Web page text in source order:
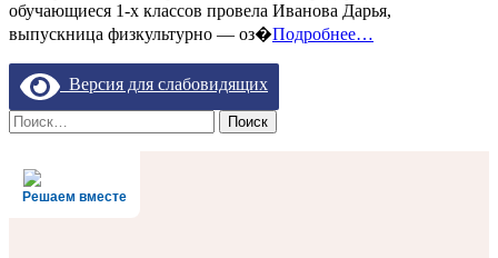
обучающиеся 1-х классов провела Иванова Дарья,
выпускница физкультурно — оз�Подробнее…
Версия для слабовидящих
Найти:
Решаем вместе